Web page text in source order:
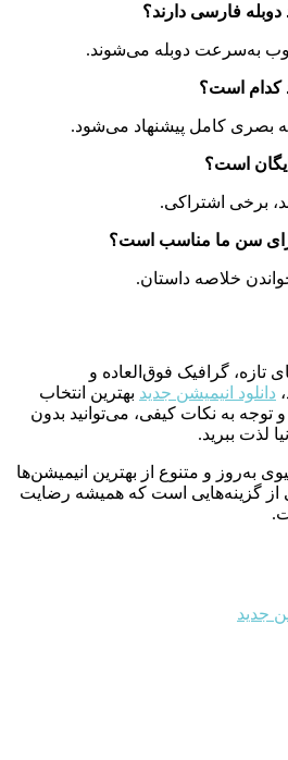
دوبله فارسی دارند؟
به‌سرعت دوبله می‌شوند.
کدام است؟
است؟
برخی اشتراکی.
سن ما مناسب است؟
خلاصه داستان.
تازه، گرافیک فوق‌العاده و
دانلود انیمیشن جدید بهترین انتخاب
و توجه به نکات کیفی، می‌توانید بدون
لذت ببرید.
به‌روز و متنوع از بهترین انیمیشن‌ها
از گزینه‌هایی است که همیشه رضایت
جدید